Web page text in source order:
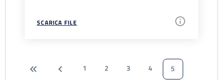
SCARICA FILE
1 2 3 4
5